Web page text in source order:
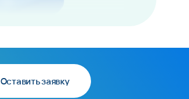
Оставить заявку